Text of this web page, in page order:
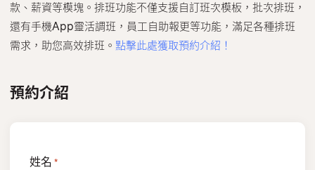
款、薪資等模塊。排班功能不僅支援自訂班次模板，批次排班，
還有手機App靈活調班，員工自助報更等功能，滿足各種排班
需求，助您高效排班。 點擊此處獲取預約介紹！
預約介紹
姓名 *